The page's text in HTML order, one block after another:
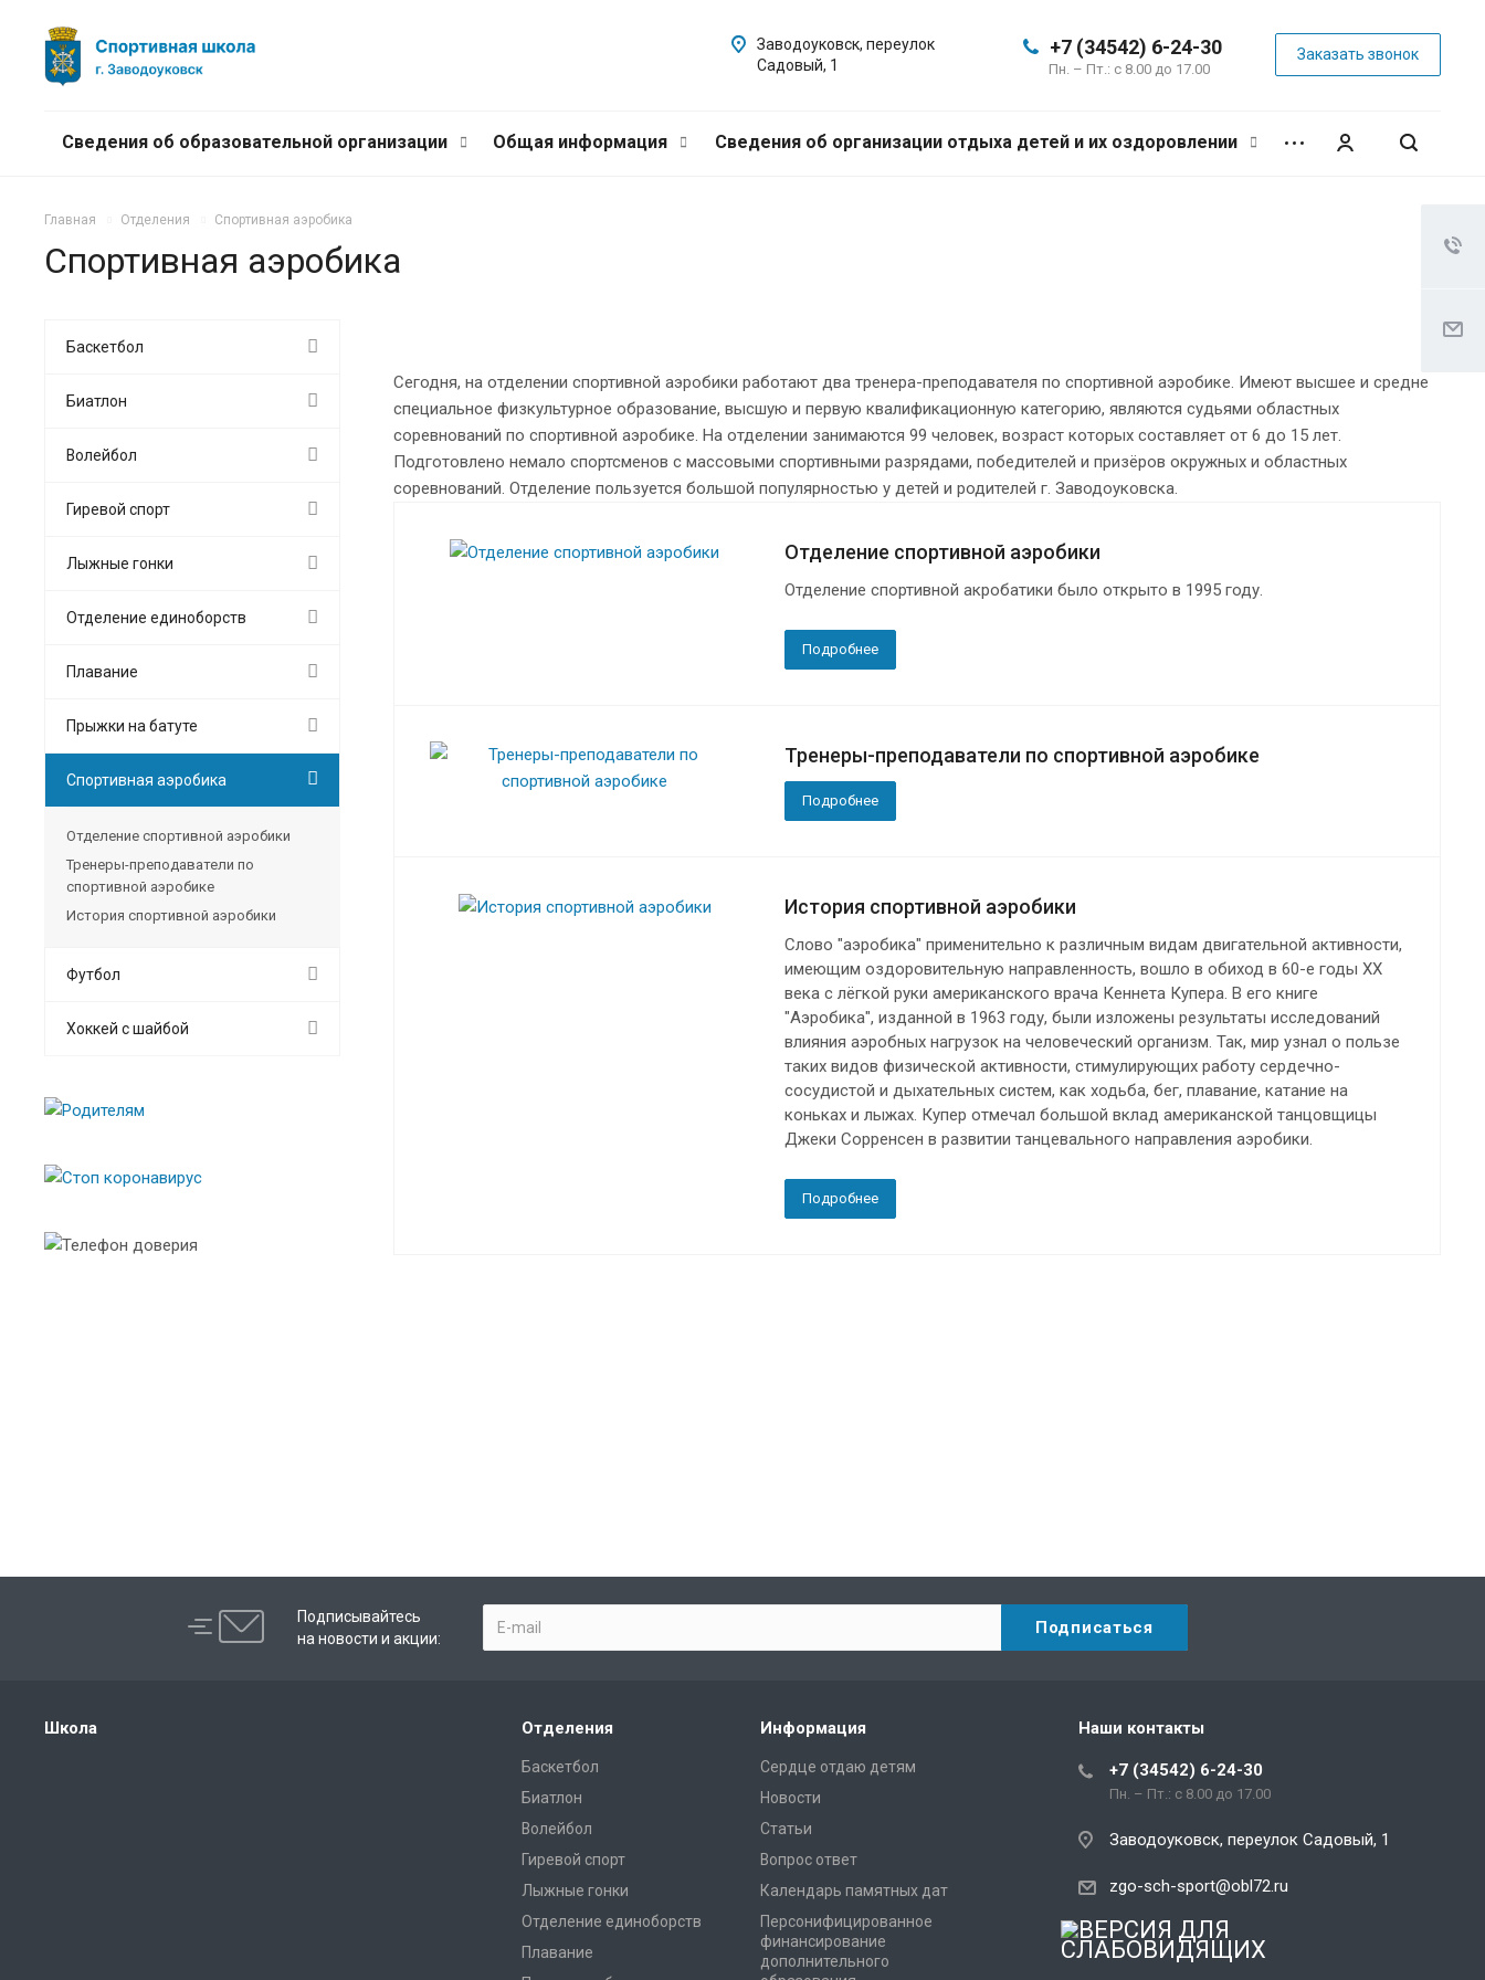
+7 (34542) 6-24-30
Пн. – Пт.: с 8.00 до 17.00
Заказать звонок
Заводоуковск, переулок
Садовый, 1
Cведения об образовательной организации Общая информация Сведения об организации отдыха детей и их оздоровлении
Главная Отделения Спортивная аэробика
Спортивная аэробика
Сегодня, на отделении спортивной аэробики работают два тренера-преподавателя по спортивной аэробике. Имеют высшее и средне
специальное физкультурное образование, высшую и первую квалификационную категорию, являются судьями областных
соревнований по спортивной аэробике. На отделении занимаются 99 человек, возраст которых составляет от 6 до 15 лет.
Подготовлено немало спортсменов с массовыми спортивными разрядами, победителей и призёров окружных и областных
соревнований. Отделение пользуется большой популярностью у детей и родителей г. Заводоуковска.
Отделение спортивной аэробики
Отделение спортивной акробатики было открыто в 1995 году.
Подробнее
Тренеры-преподаватели по спортивной аэробике
Подробнее
История спортивной аэробики
Слово "аэробика" применительно к различным видам двигательной активности,
имеющим оздоровительную направленность, вошло в обиход в 60-е годы XX
века с лёгкой руки американского врача Кеннета Купера. В его книге
"Аэробика", изданной в 1963 году, были изложены результаты исследований
влияния аэробных нагрузок на человеческий организм. Так, мир узнал о пользе
таких видов физической активности, стимулирующих работу сердечно-
сосудистой и дыхательных систем, как ходьба, бег, плавание, катание на
коньках и лыжах. Купер отмечал большой вклад американской танцовщицы
Джеки Сорренсен в развитии танцевального направления аэробики.
Подробнее
Баскетбол
Биатлон
Волейбол
Гиревой спорт
Лыжные гонки
Отделение единоборств
Плавание
Прыжки на батуте
Спортивная аэробика
Отделение спортивной аэробики
Тренеры-преподаватели по
спортивной аэробике
История спортивной аэробики
Футбол
Хоккей с шайбой
Подписывайтесь
на новости и акции:
Школа Отделения
Баскетбол
Биатлон
Волейбол
Гиревой спорт
Лыжные гонки
Отделение единоборств
Плавание
Информация
Сердце отдаю детям
Новости
Статьи
Вопрос ответ
Календарь памятных дат
Персонифицированное
финансирование
дополнительного
Наши контакты
+7 (34542) 6-24-30
Пн. – Пт.: с 8.00 до 17.00
Заводоуковск, переулок Садовый, 1
zgo-sch-sport@obl72.ru